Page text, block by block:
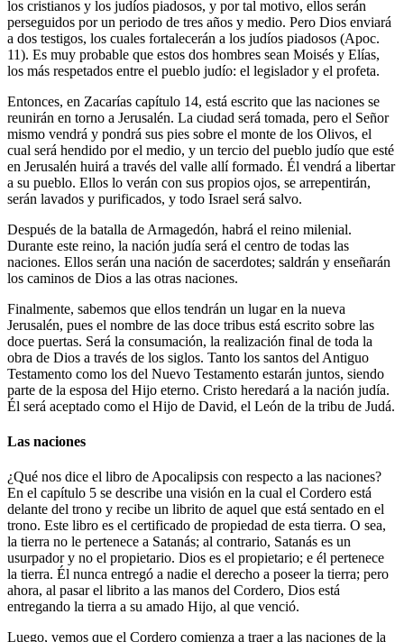
los cristianos y los judíos piadosos, y por tal motivo, ellos serán
perseguidos por un periodo de tres años y medio. Pero Dios enviará
a dos testigos, los cuales fortalecerán a los judíos piadosos (Apoc.
11). Es muy probable que estos dos hombres sean Moisés y Elías,
los más respetados entre el pueblo judío: el legislador y el profeta.
Entonces, en Zacarías capítulo 14, está escrito que las naciones se
reunirán en torno a Jerusalén. La ciudad será tomada, pero el Señor
mismo vendrá y pondrá sus pies sobre el monte de los Olivos, el
cual será hendido por el medio, y un tercio del pueblo judío que esté
en Jerusalén huirá a través del valle allí formado. Él vendrá a libertar
a su pueblo. Ellos lo verán con sus propios ojos, se arrepentirán,
serán lavados y purificados, y todo Israel será salvo.
Después de la batalla de Armagedón, habrá el reino milenial.
Durante este reino, la nación judía será el centro de todas las
naciones. Ellos serán una nación de sacerdotes; saldrán y enseñarán
los caminos de Dios a las otras naciones.
Finalmente, sabemos que ellos tendrán un lugar en la nueva
Jerusalén, pues el nombre de las doce tribus está escrito sobre las
doce puertas. Será la consumación, la realización final de toda la
obra de Dios a través de los siglos. Tanto los santos del Antiguo
Testamento como los del Nuevo Testamento estarán juntos, siendo
parte de la esposa del Hijo eterno. Cristo heredará a la nación judía.
Él será aceptado como el Hijo de David, el León de la tribu de Judá.
Las naciones
¿Qué nos dice el libro de Apocalipsis con respecto a las naciones?
En el capítulo 5 se describe una visión en la cual el Cordero está
delante del trono y recibe un librito de aquel que está sentado en el
trono. Este libro es el certificado de propiedad de esta tierra. O sea,
la tierra no le pertenece a Satanás; al contrario, Satanás es un
usurpador y no el propietario. Dios es el propietario; e él pertenece
la tierra. Él nunca entregó a nadie el derecho a poseer la tierra; pero
ahora, al pasar el librito a las manos del Cordero, Dios está
entregando la tierra a su amado Hijo, al que venció.
Luego, vemos que el Cordero comienza a traer a las naciones de la